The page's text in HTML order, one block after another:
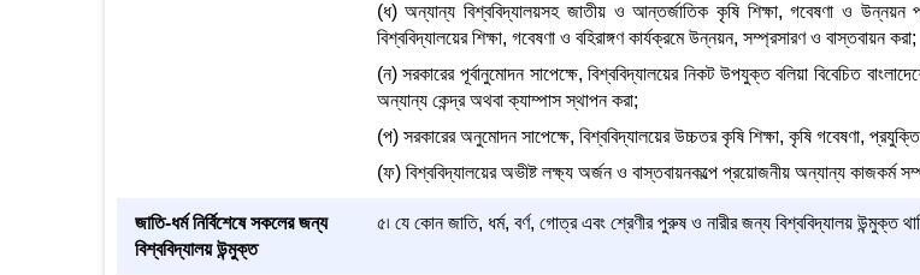
(ধ) অন্যান্য বিশ্ববিদ্যালয়সহ জাতীয় ও আন্তর্জাতিক কৃষি শিক্ষা, গবেষণা ও উন্নয়ন
বিশ্ববিদ্যালয়ের শিক্ষা, গবেষণা ও বহিরাঙ্গণ কার্যক্রমে উন্নয়ন, সম্প্রসারণ ও বাস্তবায়ন করা;
(ন) সরকারের পূর্বানুমোদন সাপেক্ষে, বিশ্ববিদ্যালয়ের নিকট উপযুক্ত বলিয়া বিবেচিত
অন্যান্য কেন্দ্র অথবা ক্যাম্পাস স্থাপন করা;
(প) সরকারের অনুমোদন সাপেক্ষে, বিশ্ববিদ্যালয়ের উচ্চতর কৃষি শিক্ষা, কৃষি গবেষণা,
(ফ) বিশ্ববিদ্যালয়ের অভীষ্ট লক্ষ্য অর্জন ও বাস্তবায়নকল্পে প্রয়োজনীয় অন্যান্য কাজকর্ম
জাতি-ধর্ম নির্বিশেষে সকলের জন্য
বিশ্ববিদ্যালয় উন্মুক্ত
৫৷ যে কোন জাতি, ধর্ম, বর্ণ, গোত্র এবং শ্রেণীর পুরুষ ও নারীর জন্য বিশ্ববিদ্যালয় উন্মুক্ত